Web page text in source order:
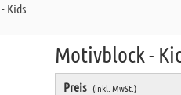
Kids
Motivblock -
Preis (inkl. MwSt.)